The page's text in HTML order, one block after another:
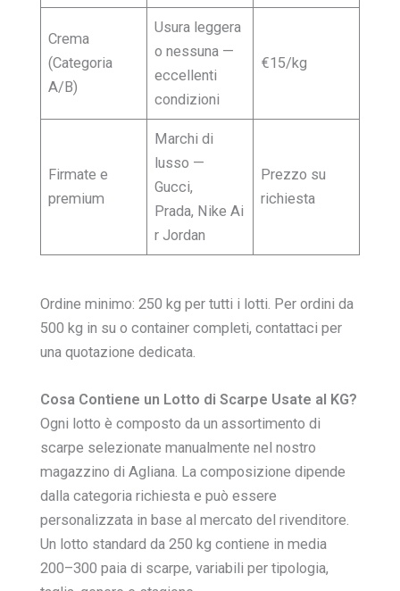
Crema
(Categoria
A/B)
Usura leggera
o nessuna —
eccellenti
condizioni
€15/kg
Firmate e
premium
Marchi di
lusso —
Gucci,
Prada, Nike Ai
r Jordan
Prezzo su
richiesta
Ordine minimo: 250 kg per tutti i lotti. Per ordini da
500 kg in su o container completi, contattaci per
una quotazione dedicata.
Cosa Contiene un Lotto di Scarpe Usate al KG?
Ogni lotto è composto da un assortimento di
scarpe selezionate manualmente nel nostro
magazzino di Agliana. La composizione dipende
dalla categoria richiesta e può essere
personalizzata in base al mercato del rivenditore.
Un lotto standard da 250 kg contiene in media
200–300 paia di scarpe, variabili per tipologia,